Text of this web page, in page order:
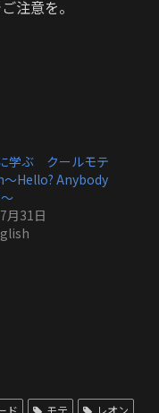
注意を。
学ぶ クールモテ
Hello? Anybody
月31日
ド モテ レオン